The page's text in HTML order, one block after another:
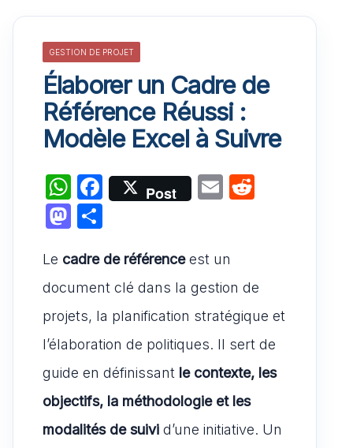
GESTION DE PROJET
Élaborer un Cadre de
Référence Réussi :
Modèle Excel à Suivre
W
h
at
s
A
p
p
F
a
e
b
o
o
k
Post
E
l
t
M
st
o
d
o
n
ta
g
er
Le cadre de référenceest un
document clé dans la gestion de
projets, la planification stratégique et
l’élaboration de politiques. Il sert de
guide en définissant le contexte, les
objectifs, la méthodologie et les
modalités de suivi d’une initiative. Un